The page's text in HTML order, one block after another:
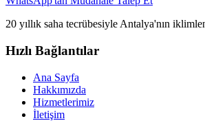
20 yıllık saha tecrübesiyle Antalya'nın
Hızlı Bağlantılar
Ana Sayfa
Hakkımızda
Hizmetlerimiz
İletişim